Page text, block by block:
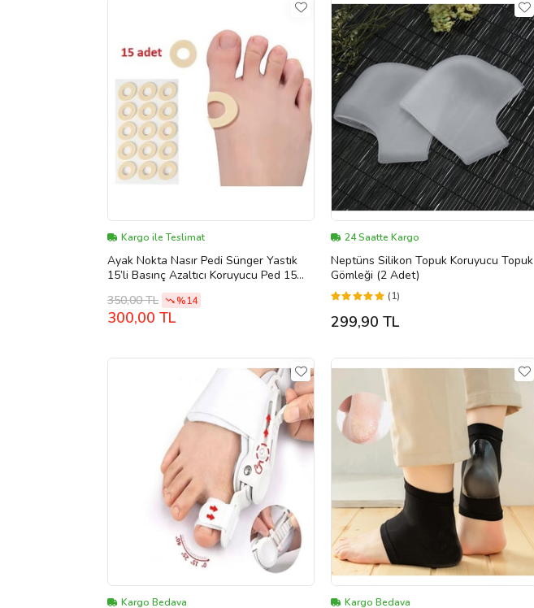
Kargo ile Teslimat
Ayak Nokta Nasır Pedi Sünger Yastık
15’li Basınç Azaltıcı Koruyucu Ped 15
Adet Yumuşak Sünger
350,00 TL %14
300,00 TL
24 Saatte Kargo
Neptüns Silikon Topuk Koruyucu Topuk
Gömleği (2 Adet)
(1)
299,90 TL
Kargo Bedava Kargo Bedava